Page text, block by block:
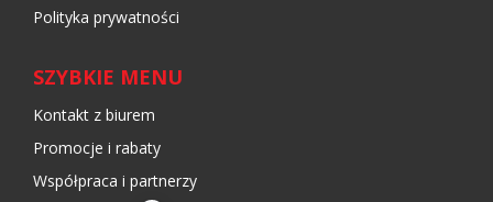
Polityka prywatności
SZYBKIE MENU
Kontakt z biurem
Promocje i rabaty
Współpraca i partnerzy